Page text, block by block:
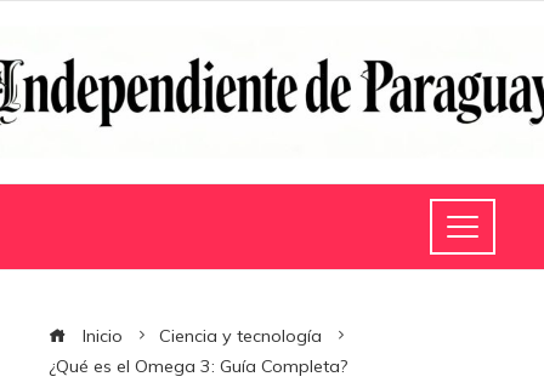
Inicio
Ciencia y tecnología
¿Qué es el Omega 3: Guía Completa?